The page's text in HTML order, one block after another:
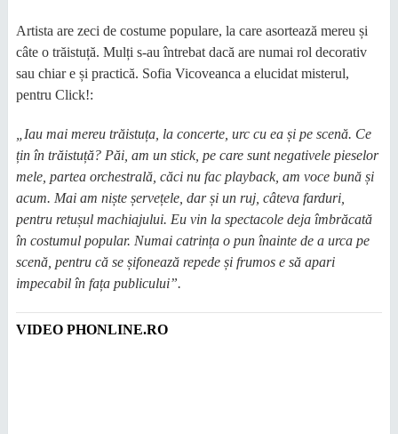
Artista are zeci de costume populare, la care asortează mereu și
câte o trăistuță. Mulți s-au întrebat dacă are numai rol decorativ
sau chiar e și practică. Sofia Vicoveanca a elucidat misterul,
pentru Click!:
„Iau mai mereu trăistuța, la concerte, urc cu ea și pe scenă. Ce
țin în trăistuță? Păi, am un stick, pe care sunt negativele pieselor
mele, partea orchestrală, căci nu fac playback, am voce bună și
acum. Mai am niște șervețele, dar și un ruj, câteva farduri,
pentru retușul machiajului. Eu vin la spectacole deja îmbrăcată
în costumul popular. Numai catrința o pun înainte de a urca pe
scenă, pentru că se șifonează repede și frumos e să apari
impecabil în fața publicului”.
VIDEO PHONLINE.RO